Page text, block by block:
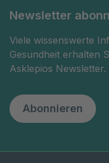
Newsletter
Viele wissenswerte
Gesundheit erhalten
Asklepios Newsletter.
Abonnieren